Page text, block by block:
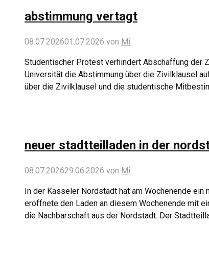
abstimmung vertagt
08.07.202601.07.2026 von Mi
Studentischer Protest verhindert Abschaffung der
Universität die Abstimmung über die Zivilklausel
über die Zivilklausel und die studentische
neuer stadtteilladen in der
08.07.202629.06.2026 von Mi
In der Kasseler Nordstadt hat am Wochenende
eröffnete den Laden an diesem Wochenende mit
die Nachbarschaft aus der Nordstadt. Der